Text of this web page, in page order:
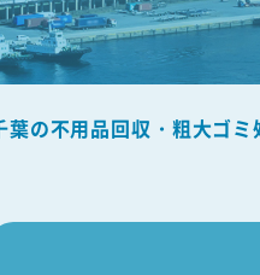
葉の不用品回収・粗大ゴ